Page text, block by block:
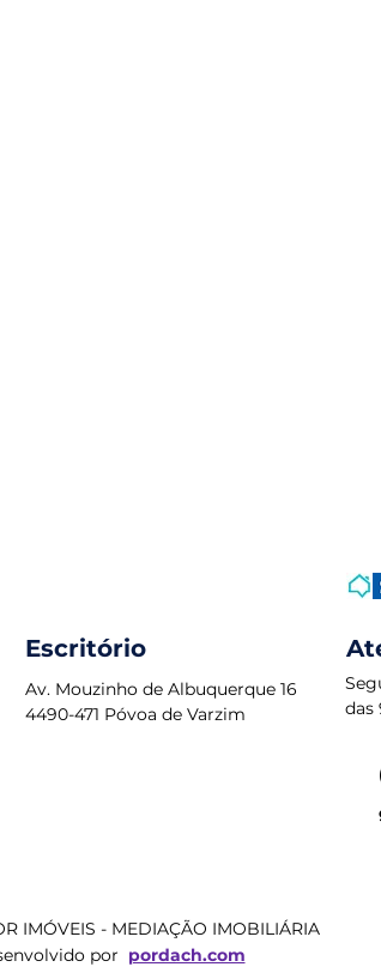
Escritório
Av. Mouzinho de Albuquerque 16
4490-471 Póvoa de Varzim
das
IMÓVEIS - MEDIAÇÃO IMOBILIÁRIA
por pordach.com